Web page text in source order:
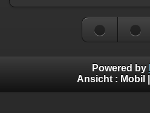
Powered by
Ansicht : Mobil